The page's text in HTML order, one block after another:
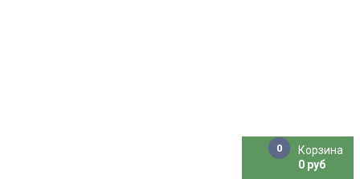
0
Корзина
0 руб